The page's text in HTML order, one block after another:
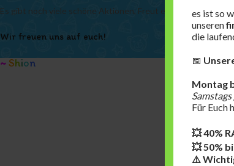
Es gibt noch viele schöne Aktionen, Freut euch.........
Wir freuen uns auf euch!
~Shion
es ist so
unseren
die
📅
Montag
Für Euch
💥 40%
💥 50%
⚠️